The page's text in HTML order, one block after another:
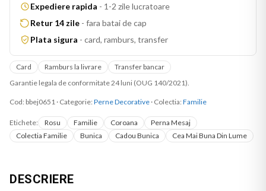
Expediere rapida - 1-2 zile lucratoare
Retur 14 zile - fara batai de cap
Plata sigura - card, ramburs, transfer
Card Ramburs la livrare
Transfer bancar
Garantie legala de conformitate 24 luni (OUG 140/2021).
Cod: bbej0651 · Categorie: Perne Decorative · Colectia: Familie
Etichete: Rosu Familie Coroana
Perna Mesaj
Colectia Familie
Bunica Cadou Bunica Cea Mai Buna Din Lume
DESCRIERE